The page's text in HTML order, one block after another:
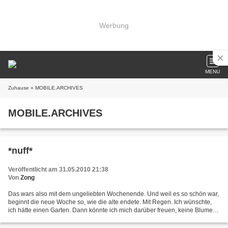
Werbung
MENU
Zuhause » MOBILE.ARCHIVES
MOBILE.ARCHIVES
*nuff*
Veröffentlicht am 31.05.2010 21:38
Von Zong
Das wars also mit dem ungeliebten Wochenende. Und weil es so schön war,
beginnt die neue Woche so, wie die alte endete. Mit Regen. Ich wünschte,
ich hätte einen Garten. Dann könnte ich mich darüber freuen, keine Blumen